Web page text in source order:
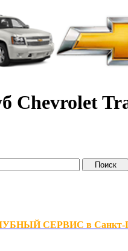
Chevrolet
СЕРВИС в Санкт-